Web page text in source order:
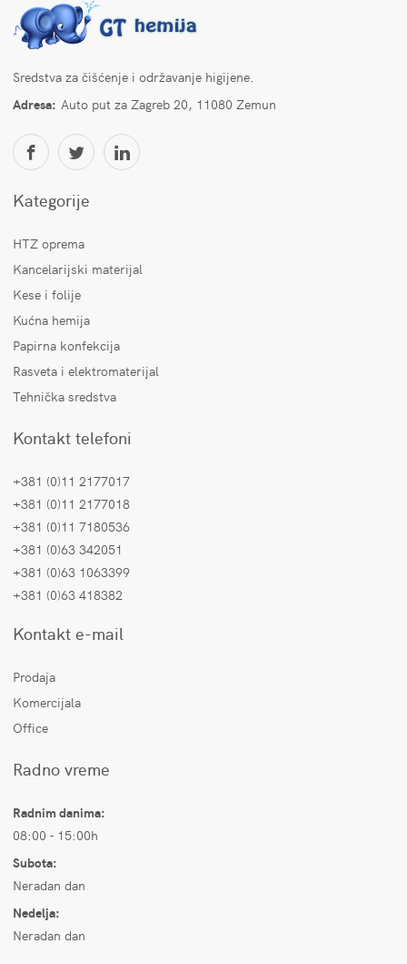
Sredstva za čišćenje i održavanje higijene.
Adresa: Auto put za Zagreb 20, 11080 Zemun
Kategorije
HTZ oprema
Kancelarijski materijal
Kese i folije
Kućna hemija
Papirna konfekcija
Rasveta i elektromaterijal
Tehnička sredstva
Kontakt telefoni
+381 (0)11 2177017
+381 (0)11 2177018
+381 (0)11 7180536
+381 (0)63 342051
+381 (0)63 1063399
+381 (0)63 418382
Kontakt e-mail
Prodaja
Komercijala
Office
Radno vreme
Radnim danima:
08:00 - 15:00h
Subota:
Neradan dan
Nedelja:
Neradan dan